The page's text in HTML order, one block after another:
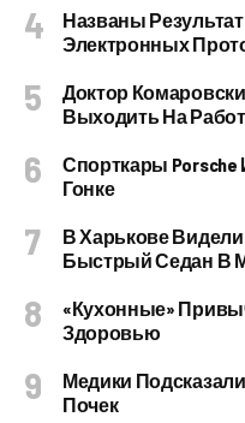
Названы
Электронных
Доктор
Выходить На
Спорткары Porsche
Гонке
В Харькове
Быстрый Седан В
«Кухонные»
Здоровью
Медики
Почек